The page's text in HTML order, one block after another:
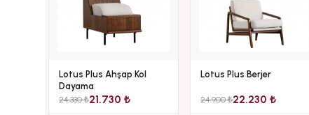
Lotus Plus Ahşap Kol
Dayama
24.330 ₺21.730 ₺
Lotus Plus Berjer
24.900 ₺22.230 ₺